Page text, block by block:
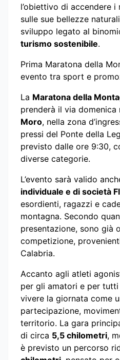
l’obiettivo di accendere
sulle sue bellezze
sviluppo legato al
turismo sostenibile.
Prima Maratona della
evento tra sport e
La Maratona della
prenderà il via domenica
Moro, nella zona
pressi del Ponte della
previsto dalle ore 9:30,
diverse categorie.
L’evento sarà valido
individuale e di società
esordienti, ragazzi e
montagna. Secondo
presentazione, sono già
competizione,
Calabria.
Accanto agli atleti
per gli amatori e per
vivere la giornata come
partecipazione,
territorio. La gara
di circa 5,5 chilometri,
è previsto un percorso